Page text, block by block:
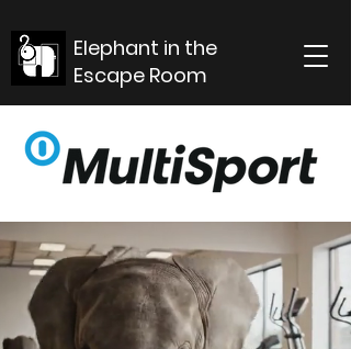
Elephant in the
Escape Room